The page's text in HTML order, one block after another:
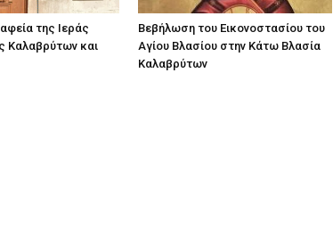
της Ιεράς
Καλαβρύτων και
Βεβήλωση του Εικονοστασίου του
Αγίου Βλασίου στην Κάτω Βλασία
Καλαβρύτων